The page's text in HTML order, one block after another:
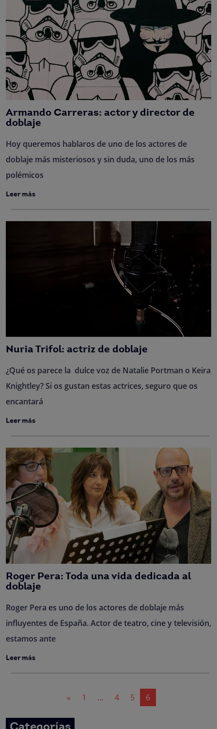
Armando Carreras: actor y director de
doblaje
Hoy queremos hablaros de uno de los actores de
doblaje más misteriosos y sin duda, uno de los más
polémicos
Leer más
Nuria Trifol: actriz de doblaje
¿Qué os parece la dulce voz de Natalie Portman o Keira
Knightley? Si os gustan estas actrices, seguro que os
encantará
Leer más
Roger Pera: Toda una vida dedicada al
doblaje
Roger Pera es uno de los actores de doblaje más
influyentes de España. Actor de teatro, cine y televisión,
estamos ante
Leer más
entradas
« 1 … 4 5 6